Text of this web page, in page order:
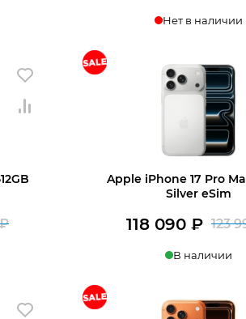
Нет в наличии
Первоначальная
составляла
121
990 ₽.
Apple iPhone 17 Pro
Silver eSim
123
118 090 ₽
В наличии
В корзину